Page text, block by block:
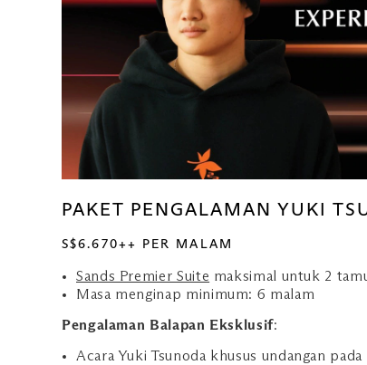
PAKET PENGALAMAN YUKI
S$6.670++ PER MALAM
Sands Premier Suite maksimal untuk 2
Masa menginap minimum: 6 malam
Pengalaman Balapan Eksklusif:
Acara Yuki Tsunoda khusus undangan pada